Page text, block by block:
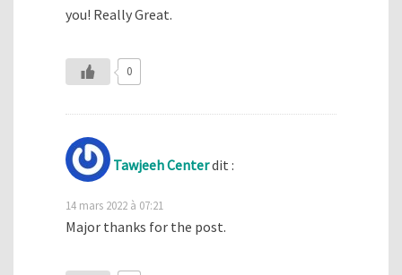
you! Really Great.
0
Tawjeeh Centerdit :
14 mars 2022 à 07:21
Major thanks for the post.